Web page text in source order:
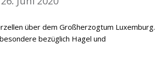
über dem Großherzogtum Luxemburg.
bezüglich Hagel und